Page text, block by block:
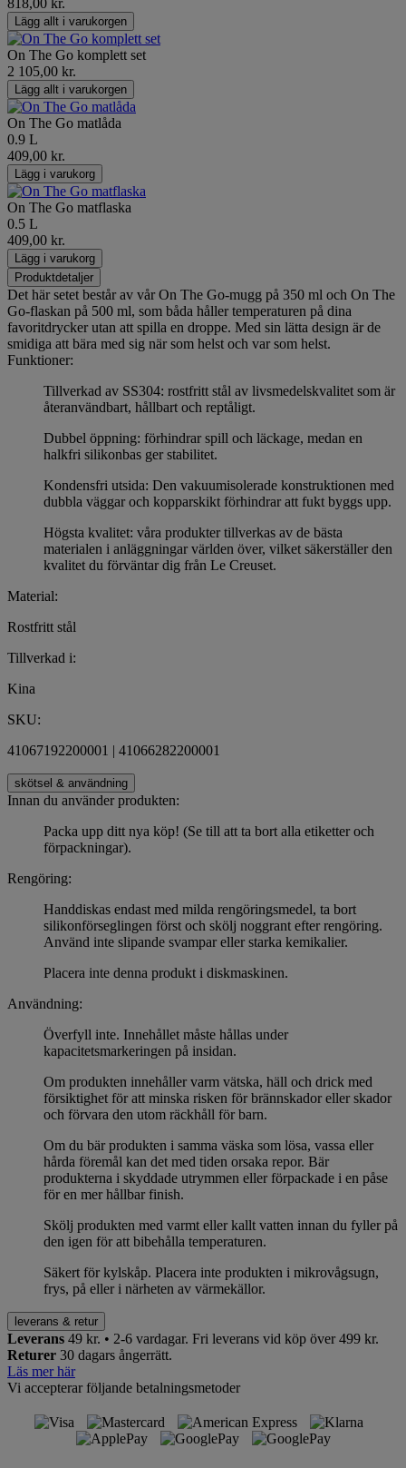
818,00 kr.
Lägg allt i varukorgen
On The Go komplett set
2 105,00 kr.
Lägg allt i varukorgen
On The Go matlåda
0.9 L
409,00 kr.
Lägg i varukorg
On The Go matflaska
0.5 L
409,00 kr.
Lägg i varukorg
Produktdetaljer
Det här setet består av vår On The Go-mugg på 350 ml och On The
Go-flaskan på 500 ml, som båda håller temperaturen på dina
favoritdrycker utan att spilla en droppe. Med sin lätta design är de
smidiga att bära med sig när som helst och var som helst.
Funktioner:
Tillverkad av SS304: rostfritt stål av livsmedelskvalitet som är
återanvändbart, hållbart och reptåligt.
Dubbel öppning: förhindrar spill och läckage, medan en
halkfri silikonbas ger stabilitet.
Kondensfri utsida: Den vakuumisolerade konstruktionen med
dubbla väggar och kopparskikt förhindrar att fukt byggs upp.
Högsta kvalitet: våra produkter tillverkas av de bästa
materialen i anläggningar världen över, vilket säkerställer den
kvalitet du förväntar dig från Le Creuset.
Material:
Rostfritt stål
Tillverkad i:
Kina
SKU:
41067192200001 | 41066282200001
skötsel & användning
Innan du använder produkten:
Packa upp ditt nya köp! (Se till att ta bort alla etiketter och
förpackningar).
Rengöring:
Handdiskas endast med milda rengöringsmedel, ta bort
silikonförseglingen först och skölj noggrant efter rengöring.
Använd inte slipande svampar eller starka kemikalier.
Placera inte denna produkt i diskmaskinen.
Användning:
Överfyll inte. Innehållet måste hållas under
kapacitetsmarkeringen på insidan.
Om produkten innehåller varm vätska, häll och drick med
försiktighet för att minska risken för brännskador eller skador
och förvara den utom räckhåll för barn.
Om du bär produkten i samma väska som lösa, vassa eller
hårda föremål kan det med tiden orsaka repor. Bär
produkterna i skyddade utrymmen eller förpackade i en påse
för en mer hållbar finish.
Skölj produkten med varmt eller kallt vatten innan du fyller på
den igen för att bibehålla temperaturen.
Säkert för kylskåp. Placera inte produkten i mikrovågsugn,
frys, på eller i närheten av värmekällor.
leverans & retur
Leverans 49 kr. • 2-6 vardagar. Fri leverans vid köp över 499 kr.
Returer 30 dagars ångerrätt.
Läs mer här
Vi accepterar följande betalningsmetoder